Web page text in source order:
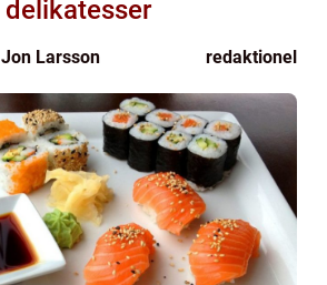
delikatesser
Jon Larsson redaktionel